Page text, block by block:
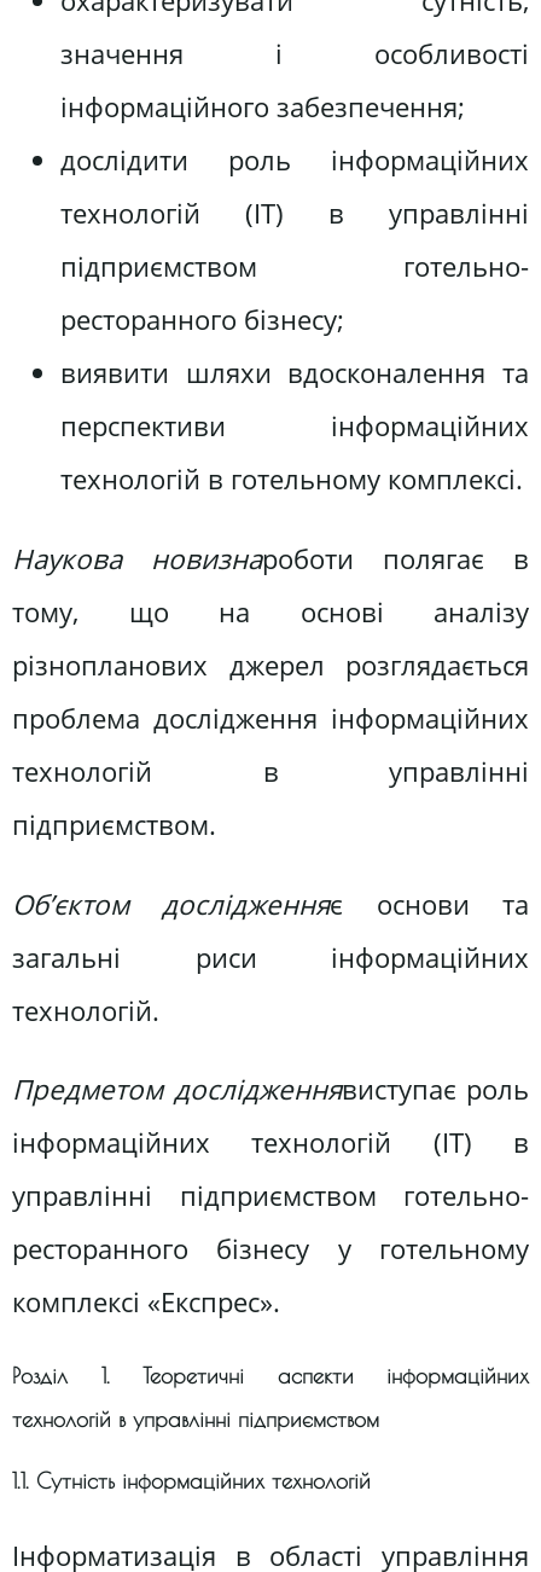
значення і особливості
інформаційного забезпечення;
дослідити роль інформаційних
технологій (IT) в управлінні
підприємством готельно-
ресторанного бізнесу;
виявити шляхи вдосконалення та
перспективи інформаційних
технологій в готельному комплексі.
Наукова новизнароботи полягає в
тому, що на основі аналізу
різнопланових джерел розглядається
проблема дослідження інформаційних
технологій в управлінні
підприємством.
Об’єктом дослідженняє основи та
загальні риси інформаційних
технологій.
Предметом дослідженнявиступає роль
інформаційних технологій (IT) в
управлінні підприємством готельно-
ресторанного бізнесу у готельному
комплексі «Експрес».
Розділ 1. Теоретичні аспекти інформаційних
технологій в управлінні підприємством
1.1. Сутність інформаційних технологій
Інформатизація в області управління